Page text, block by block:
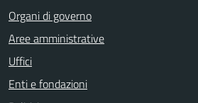
Organi di governo
Aree amministrative
Uffici
Enti e fondazioni